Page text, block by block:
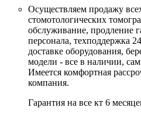
Осуществляем продажу
стомотологических
обслуживание, продление
персонала, техподдержка
доставке оборудования,
модели - все в наличии,
Имеется комфортная
компания.
Гарантия на все кт 6